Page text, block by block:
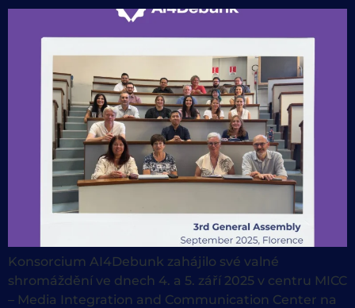
Konsorcium AI4Debunk zahájilo své valné
shromáždění ve dnech 4. a 5. září 2025 v centru MICC
– Media Integration and Communication Center na